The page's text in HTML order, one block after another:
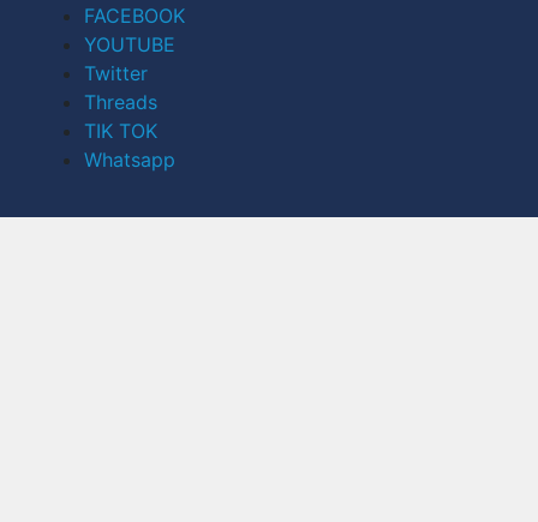
FACEBOOK
YOUTUBE
Twitter
Threads
TIK TOK
Whatsapp